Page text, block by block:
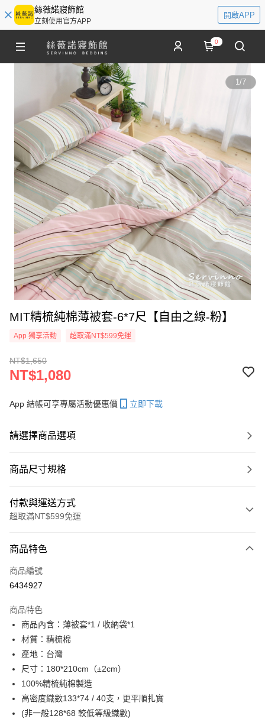
絲薇諾寢飾館
立刻使用官方APP
開啟APP
0
1/7
MIT精梳純棉薄被套-6*7尺【自由之線-粉】
App 獨享活動 超取滿NT$599免運
NT$1,650
NT$1,080
App 結帳可享專屬活動優惠價 立即下載
請選擇商品選項
商品尺寸規格
付款與運送方式
超取滿NT$599免運
信用卡一次付款
超商取貨付款
Apple Pay
街口支付
悠遊付
全盈+PAY
ATM付款
商品特色
商品編號
6434927
商品特色
商品內含：薄被套*1 / 收納袋*1
材質：精梳棉
產地：台灣
尺寸：180*210cm（±2cm）
100%精梳純棉製造
高密度織數133*74 / 40支，更平順扎實
(非一般128*68 較低等級織數)